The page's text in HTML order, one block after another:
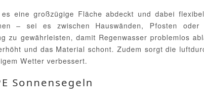
eine großzügige Fläche abdeckt und dabei
– sei es zwischen Hauswänden, Pfosten
zu gewährleisten, damit Regenwasser problemlos
und das Material schont. Zudem sorgt die
Wetter verbessert.
Sonnensegeln